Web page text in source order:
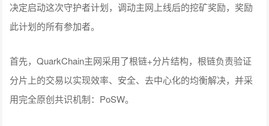
决定启动这次守护者计划，调动主网上线后的挖矿奖励，奖励
此计划的所有参加者。
首先，QuarkChain主网采用了根链+分片结构，根链负责验证
分片上的交易以实现效率、安全、去中心化的均衡解决，并采
用完全原创共识机制：PoSW。